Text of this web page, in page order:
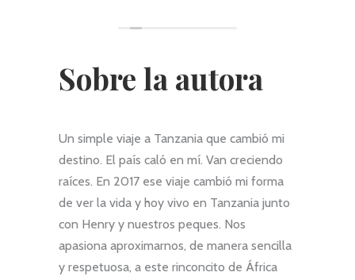
este viaje a Tanzania.
Sobre la autora
Un simple viaje a Tanzania que cambió mi
destino. El país caló en mí. Van creciendo
raíces. En 2017 ese viaje cambió mi forma
de ver la vida y hoy vivo en Tanzania junto
con Henry y nuestros peques. Nos
apasiona aproximarnos, de manera sencilla
y respetuosa, a este rinconcito de África